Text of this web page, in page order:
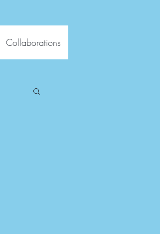
Collaborations